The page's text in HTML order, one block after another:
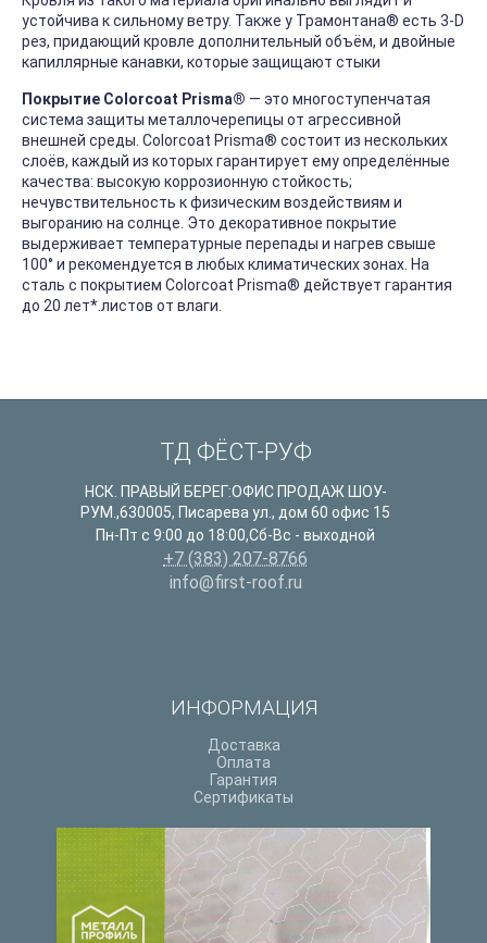
устойчива к сильному ветру. Также у Трамонтана® есть 3-D
рез, придающий кровле дополнительный объём, и двойные
капиллярные канавки, которые защищают стыки
Покрытие Colorcoat Prisma® ― это многоступенчатая
система защиты металлочерепицы от агрессивной
внешней среды. Colorcoat Prisma® состоит из нескольких
слоёв, каждый из которых гарантирует ему определённые
качества: высокую коррозионную стойкость;
нечувствительность к физическим воздействиям и
выгоранию на солнце. Это декоративное покрытие
выдерживает температурные перепады и нагрев свыше
100° и рекомендуется в любых климатических зонах. На
сталь с покрытием Colorcoat Prisma® действует гарантия
до 20 лет*.листов от влаги.
ТД ФЁСТ-РУФ
НСК. ПРАВЫЙ БЕРЕГ:ОФИС ПРОДАЖ ШОУ-
РУМ.,630005, Писарева ул., дом 60 офис 15
Пн-Пт с 9:00 до 18:00,Сб-Вс - выходной
+7 (383) 207-8766
info@first-roof.ru
ИНФОРМАЦИЯ
Доставка
Оплата
Гарантия
Сертификаты